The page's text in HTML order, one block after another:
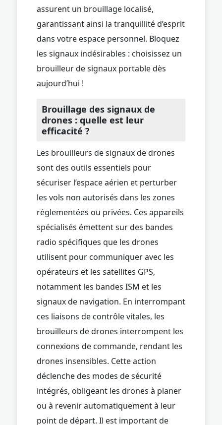
assurent un brouillage localisé,
garantissant ainsi la tranquillité d’esprit
dans votre espace personnel. Bloquez
les signaux indésirables : choisissez un
brouilleur de signaux portable dès
aujourd’hui !
Brouillage des signaux de
drones : quelle est leur
efficacité ?
Les brouilleurs de signaux de drones
sont des outils essentiels pour
sécuriser l’espace aérien et perturber
les vols non autorisés dans les zones
réglementées ou privées. Ces appareils
spécialisés émettent sur des bandes
radio spécifiques que les drones
utilisent pour communiquer avec les
opérateurs et les satellites GPS,
notamment les bandes ISM et les
signaux de navigation. En interrompant
ces liaisons de contrôle vitales, les
brouilleurs de drones interrompent les
connexions de commande, rendant les
drones insensibles. Cette action
déclenche des modes de sécurité
intégrés, obligeant les drones à planer
ou à revenir automatiquement à leur
point de départ. Il est important de